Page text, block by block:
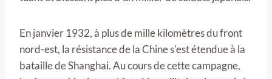
En janvier 1932, à plus de mille kilomètres du front
nord-est, la résistance de la Chine s'est étendue à la
bataille de Shanghai. Au cours de cette campagne,